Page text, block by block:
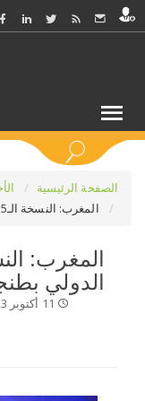
الصفحة الرئيسية
المغرب: النسخة الـ15 لمنتدى ميدايز الدولي بطنجة نوفمبر المُقبل
الدولي